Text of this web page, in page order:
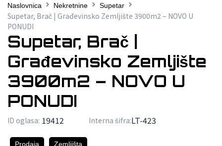
Supetar, Brač |
Građevinsko Zemljište
3900m2 – NOVO U
PONUDI
Naslovnica Nekretnine Supetar
Supetar, Brač | Građevinsko Zemljište 3900m2 – NOVO U
PONUDI
ID oglasa: 19412 Interna šifra:LT-423
Prodaja Zemljišta